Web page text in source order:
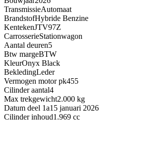
TransmissieAutomaat
BrandstofHybride Benzine
KentekenJTV97Z
CarrosserieStationwagon
Aantal deuren5
Btw margeBTW
KleurOnyx Black
BekledingLeder
Vermogen motor pk455
Cilinder aantal4
Max trekgewicht2.000 kg
Datum deel 1a15 januari 2026
Cilinder inhoud1.969 cc